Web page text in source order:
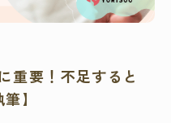
重要！不足すると
】